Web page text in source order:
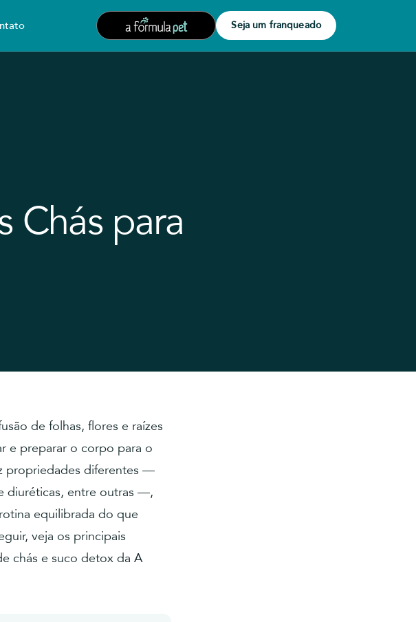
Seja um franqueado
Chás para
de folhas, flores e raízes
e preparar o corpo para o
propriedades diferentes —
diuréticas, entre outras —,
equilibrada do que
veja os principais
chás e suco detox da A